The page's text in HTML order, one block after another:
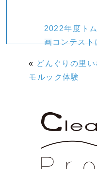
2022年度ト
画コンテスト
« どんぐりの里
モルック体験